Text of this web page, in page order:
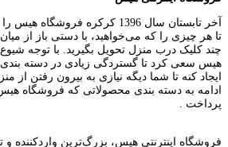
آخر تابستان سال 1396 کرکره
تا هر چیزی را که می‌خواهید، با دستی باز از میان
چند کلیک درب منزل تحویل بگیرید. با توجه
هیس سعی کرد تا گستردگی زیادی در دسته
ایجاد کنه تا شما دیگه نیازی به بیرون رفتن از
ادامه به دسته بندی محصولاتی که فروشگاه هیس
پرداخت .
فروشگاه اینترنتی هیس، بزرگ‌ترین وارد‌کننده و